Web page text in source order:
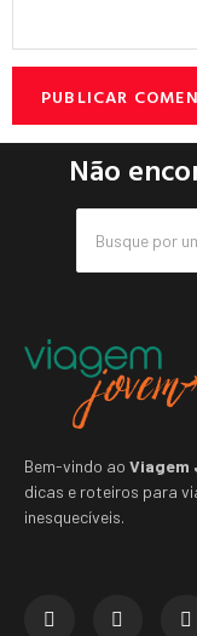
Não
Bem-vindo ao Viagem
dicas e roteiros para
inesquecíveis.